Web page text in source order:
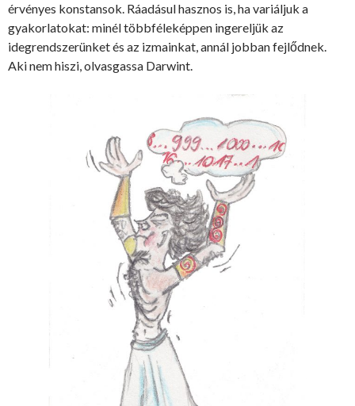
érvényes konstansok. Ráadásul hasznos is, ha variáljuk a
gyakorlatokat: minél többféleképpen ingereljük az
idegrendszerünket és az izmainkat, annál jobban fejlődnek.
Aki nem hiszi, olvasgassa Darwint.